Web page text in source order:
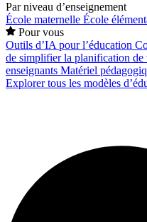
Par niveau d’enseignement
École maternelle École
Pour vous
Outils d’IA pour l’éducation
de simplifier la planification de
enseignants Matériel
Explorer tous les modèles